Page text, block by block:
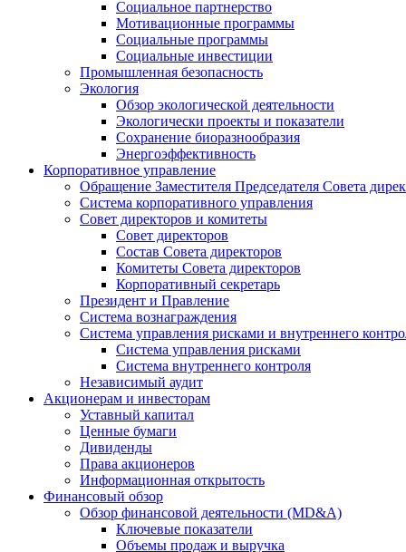
Социальное партнерство
Мотивационные программы
Социальные программы
Социальные инвестиции
Промышленная безопасность
Экология
Обзор экологической деятельности
Экологически проекты и показатели
Сохранение биоразнообразия
Энергоэффективность
Корпоративное управление
Обращение Заместителя Председателя Совета
Система корпоративного управления
Совет директоров и комитеты
Совет директоров
Состав Совета директоров
Комитеты Совета директоров
Корпоративный секретарь
Президент и Правление
Система вознаграждения
Система управления рисками и внутреннего
Система управления рисками
Система внутреннего контроля
Независимый аудит
Акционерам и инвесторам
Уставный капитал
Ценные бумаги
Дивиденды
Права акционеров
Информационная открытость
Финансовый обзор
Обзор финансовой деятельности (MD&A)
Ключевые показатели
Объемы продаж и выручка